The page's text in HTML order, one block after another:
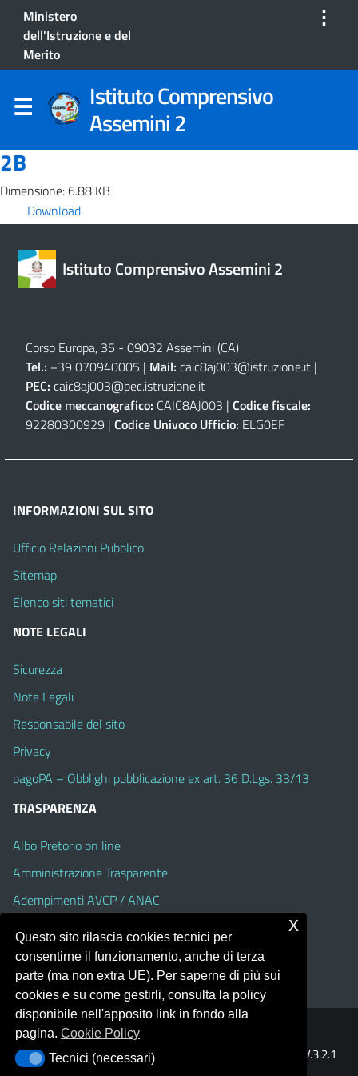
Ministero
dell'Istruzione e del
Merito
⋮
Istituto Comprensivo
Assemini 2
2B
Dimensione: 6.88 KB
Download
Istituto Comprensivo Assemini 2
Corso Europa, 35 - 09032 Assemini (CA)
Tel.: +39 070940005 | Mail: caic8aj003@istruzione.it |
PEC: caic8aj003@pec.istruzione.it
Codice meccanografico: CAIC8AJ003 | Codice fiscale:
92280300929 | Codice Univoco Ufficio: ELG0EF
INFORMAZIONI SUL SITO
Ufficio Relazioni Pubblico
Sitemap
Elenco siti tematici
NOTE LEGALI
Sicurezza
Note Legali
Responsabile del sito
Privacy
pagoPA – Obblighi pubblicazione ex art. 36 D.Lgs. 33/13
TRASPARENZA
Albo Pretorio on line
Amministrazione Trasparente
Adempimenti AVCP / ANAC
Dichiarazione di accessibilità
Portale realizzato con la piattaforma
Template Italia configurato sul tema accessibile
V.3.2.1
(Alioth)
Questo sito rilascia cookies tecnici per
consentirne il funzionamento, anche di terza
parte (ma non extra UE). Per saperne di più sui
cookies e su come gestirli, consulta la policy
disponibile nell'apposito link in fondo alla
pagina.Cookie Policy
Tecnici (necessari)
Tecnici (necessari)
x